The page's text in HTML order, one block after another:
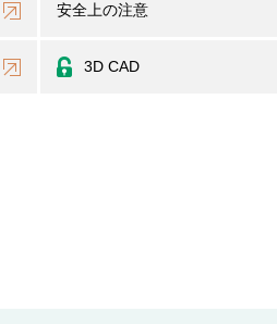
安全上の注意
3D CAD